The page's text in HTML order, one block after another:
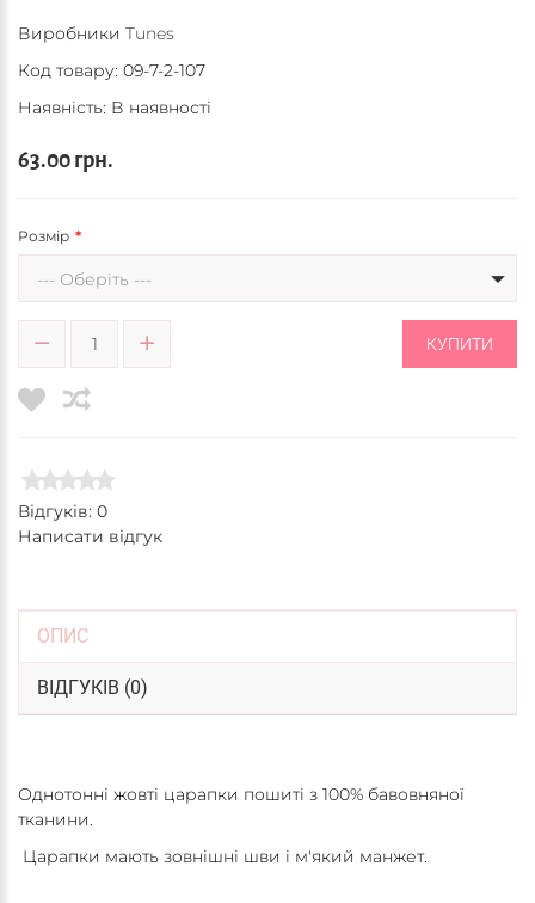
Виробники Tunes
Код товару: 09-7-2-107
Наявність: В наявності
63.00 грн.
Розмір
--- Оберіть ---
КУПИТИ
Відгуків: 0
Написати відгук
ОПИС
ВІДГУКІВ (0)
Однотонні жовті царапки пошиті з 100% бавовняної
тканини.
Царапки мають зовнішні шви і м'який манжет.